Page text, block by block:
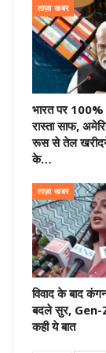
ताज़ा खबर
भारत पर 100%
रास्ता साफ,
रूस से तेल
के…
ताज़ा खबर
विवाद के बाद
बदले सुर,
कही ये बात